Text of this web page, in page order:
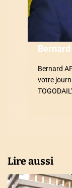
e
Bernard
Bernard
votre
Lire aussi